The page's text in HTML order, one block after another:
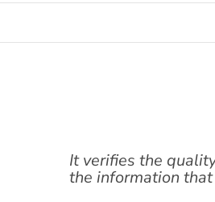
It verifies the
the information